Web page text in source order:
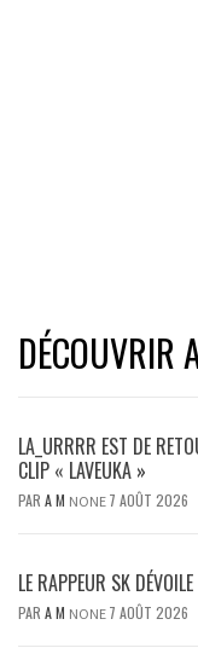
DÉCOUVRIR
LA_URRRR EST DE
CLIP « LAVEUKA »
PAR A M NONE 7 AOÛT 2026
LE RAPPEUR SK
PAR A M NONE 7 AOÛT 2026